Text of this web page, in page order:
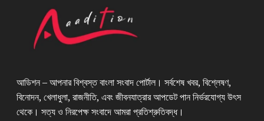
আডিশন – আপনার বিশ্বস্ত বাংলা সংবাদ পোর্টাল। সর্বশেষ খবর, বিশ্লেষণ,
বিনোদন, খেলাধুলা, রাজনীতি, এবং জীবনযাত্রার আপডেট পান নির্ভরযোগ্য উৎস
থেকে। সত্য ও নিরপেক্ষ সংবাদে আমরা প্রতিশ্রুতিবদ্ধ।